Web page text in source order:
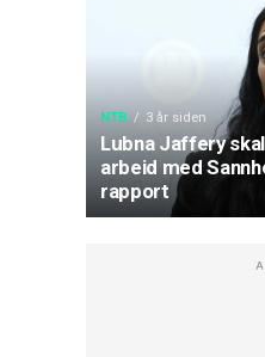
NTB 3 år siden
Lubna Jaffery
arbeid med
rapport